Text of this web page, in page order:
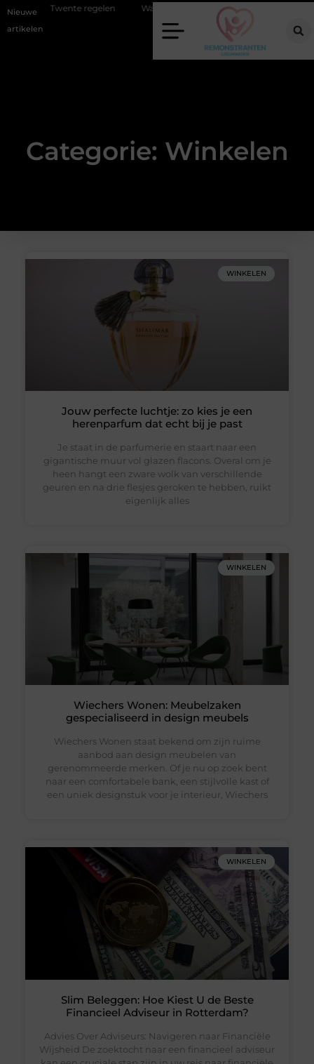
Nieuwe
artikelen
Wat zero-click search betekent voor de toekomst van online
Categorie: Winkelen
WINKELEN
Jouw perfecte luchtje: zo kies je een
herenparfum dat echt bij je past
Je staat in de parfumerie en staart naar een
gigantische muur vol glazen flacons. Overal om je
heen hangt een zware wolk van verschillende
geuren en na drie flesjes geroken te hebben, ruikt
eigenlijk alles
WINKELEN
Wiechers Wonen: Meubelzaken
gespecialiseerd in design meubels
Wiechers Wonen staat bekend om zijn ruime
aanbod aan design meubelen van
gerenommeerde merken. Of je nu op zoek bent
naar een comfortabele bank, een stijlvolle kast of
een uniek designstuk voor je interieur, Wiechers
WINKELEN
Slim Beleggen: Hoe Kiest U de Beste
Financieel Adviseur in Rotterdam?
Advies Over Adviseurs: Navigeren naar Financiële
Wijsheid De zoektocht naar een financieel adviseur